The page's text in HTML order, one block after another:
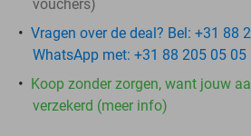
vouchers)
Vragen over de deal? Bel: +31 88
WhatsApp met: +31 88 205 05 05
Koop zonder zorgen, want jouw
verzekerd (meer info)